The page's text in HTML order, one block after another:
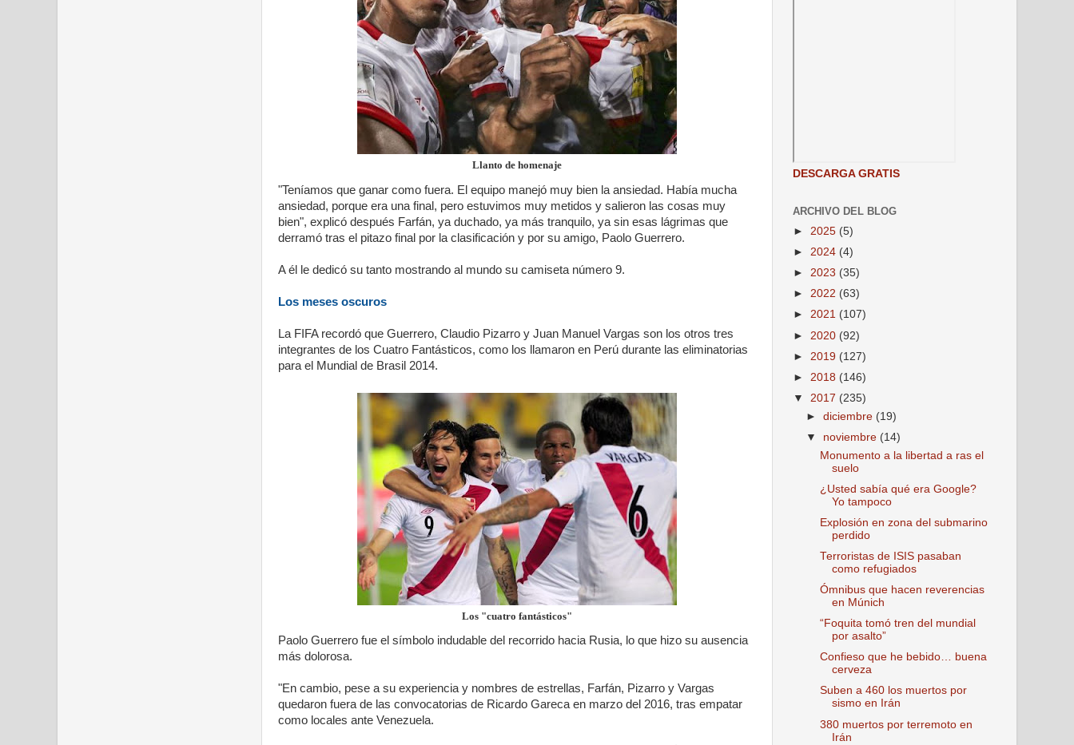
Llanto de homenaje
"Teníamos que ganar como fuera. El equipo manejó muy bien la ansiedad. Había mucha
ansiedad, porque era una final, pero estuvimos muy metidos y salieron las cosas muy
bien", explicó después Farfán, ya duchado, ya más tranquilo, ya sin esas lágrimas que
derramó tras el pitazo final por la clasificación y por su amigo, Paolo Guerrero.
A él le dedicó su tanto mostrando al mundo su camiseta número 9.
Los meses oscuros
La FIFA recordó que Guerrero, Claudio Pizarro y Juan Manuel Vargas son los otros tres
integrantes de los Cuatro Fantásticos, como los llamaron en Perú durante las eliminatorias
para el Mundial de Brasil 2014.
Los "cuatro fantásticos"
Paolo Guerrero fue el símbolo indudable del recorrido hacia Rusia, lo que hizo su ausencia
más dolorosa.
"En cambio, pese a su experiencia y nombres de estrellas, Farfán, Pizarro y Vargas
quedaron fuera de las convocatorias de Ricardo Gareca en marzo del 2016, tras empatar
como locales ante Venezuela.
DESCARGA GRATIS
ARCHIVO DEL BLOG
► 2025 (5)
► 2024 (4)
► 2023 (35)
► 2022 (63)
► 2021 (107)
► 2020 (92)
► 2019 (127)
► 2018 (146)
▼ 2017 (235)
►diciembre (19)
▼ noviembre (14)
Monumento a la libertad a ras el
suelo
¿Usted sabía qué era Google?
Yo tampoco
Explosión en zona del submarino
perdido
Terroristas de ISIS pasaban
como refugiados
Ómnibus que hacen reverencias
en Múnich
“Foquita tomó tren del mundial
por asalto”
Confieso que he bebido… buena
cerveza
Suben a 460 los muertos por
sismo en Irán
380 muertos por terremoto en
Irán